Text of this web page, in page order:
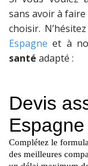
sans avoir à
choisir.
Espagne et à
santé adapté :